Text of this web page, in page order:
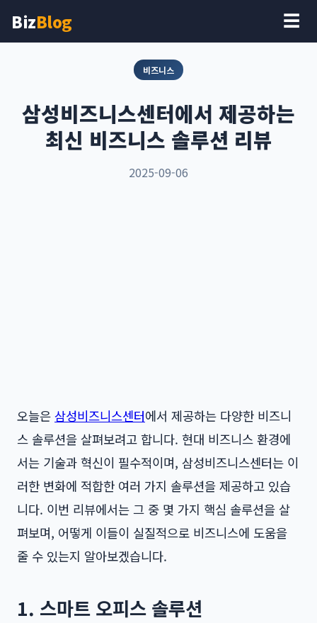
BizBlog ☰
비즈니스
삼성비즈니스센터에서 제공하는
최신 비즈니스 솔루션 리뷰
2025-09-06
오늘은 삼성비즈니스센터에서 제공하는 다양한 비즈니
스 솔루션을 살펴보려고 합니다. 현대 비즈니스 환경에
서는 기술과 혁신이 필수적이며, 삼성비즈니스센터는 이
러한 변화에 적합한 여러 가지 솔루션을 제공하고 있습
니다. 이번 리뷰에서는 그 중 몇 가지 핵심 솔루션을 살
펴보며, 어떻게 이들이 실질적으로 비즈니스에 도움을
줄 수 있는지 알아보겠습니다.
1. 스마트 오피스 솔루션